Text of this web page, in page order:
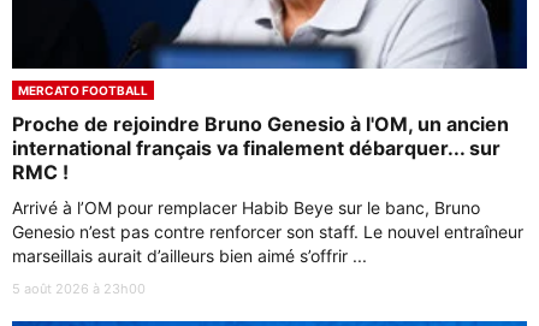
MERCATO FOOTBALL
Proche de rejoindre Bruno Genesio à l'OM, un ancien
international français va finalement débarquer... sur
RMC !
Arrivé à l’OM pour remplacer Habib Beye sur le banc, Bruno
Genesio n’est pas contre renforcer son staff. Le nouvel entraîneur
marseillais aurait d’ailleurs bien aimé s’offrir ...
5 août 2026 à 23h00